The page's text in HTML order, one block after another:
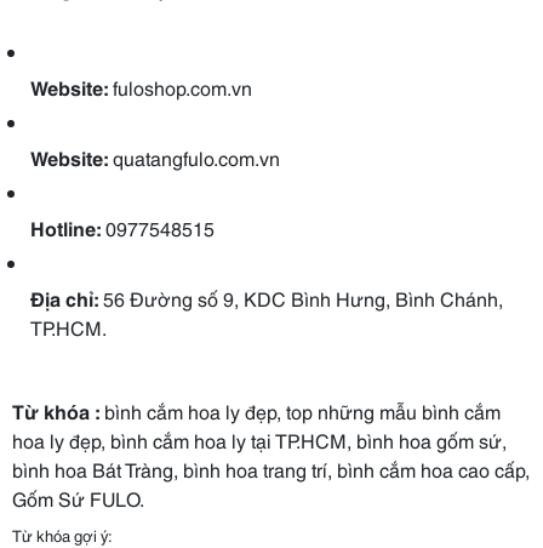
Website:fuloshop.com.vn
Website:quatangfulo.com.vn
Hotline:0977548515
Địa chỉ:56 Đường số 9, KDC Bình Hưng, Bình Chánh,
TP.HCM.
Từ khóa : bình cắm hoa ly đẹp, top những mẫu bình cắm
hoa ly đẹp, bình cắm hoa ly tại TP.HCM, bình hoa gốm sứ,
bình hoa Bát Tràng, bình hoa trang trí, bình cắm hoa cao cấp,
Gốm Sứ FULO.
Từ khóa gợi ý: